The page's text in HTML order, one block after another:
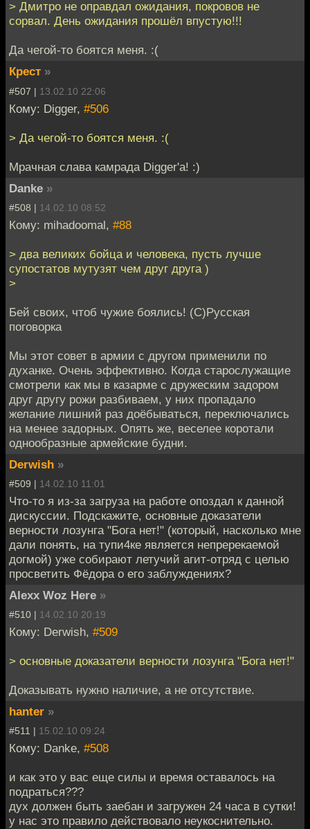
> Дмитро не оправдал ожидания, покровов не
сорвал. День ожидания прошёл впустую!!!
Да чегой-то боятся меня. :(
Крест »
#507 | 13.02.10 22:06
Кому: Digger, #506
> Да чегой-то боятся меня. :(
Мрачная слава камрада Digger'а! :)
Danke »
#508 | 14.02.10 08:52
Кому: mihadoomal, #88
> два великих бойца и человека, пусть лучше
супостатов мутузят чем друг друга )
>
Бей своих, чтоб чужие боялись! (С)Русская
поговорка
Мы этот совет в армии с другом применили по
духанке. Очень эффективно. Когда старослужащие
смотрели как мы в казарме с дружеским задором
друг другу рожи разбиваем, у них пропадало
желание лишний раз доёбываться, переключались
на менее задорных. Опять же, веселее коротали
однообразные армейские будни.
Derwish »
#509 | 14.02.10 11:01
Что-то я из-за загруза на работе опоздал к данной
дискуссии. Подскажите, основные доказатели
верности лозунга "Бога нет!" (который, насколько мне
дали понять, на тупи4ке является непререкаемой
догмой) уже собирают летучий агит-отряд с целью
просветить Фёдора о его заблуждениях?
Alexx Woz Here »
#510 | 14.02.10 20:19
Кому: Derwish, #509
> основные доказатели верности лозунга "Бога нет!"
Доказывать нужно наличие, а не отсутствие.
hanter »
#511 | 15.02.10 09:24
Кому: Danke, #508
и как это у вас еще силы и время оставалось на
подраться???
дух должен быть заебан и загружен 24 часа в сутки!
у нас это правило действовало неукоснительно.